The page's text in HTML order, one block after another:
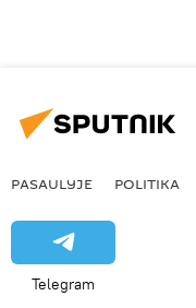
PASAULYJE POLITIKA
Telegram